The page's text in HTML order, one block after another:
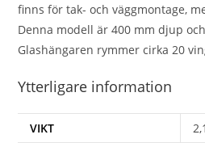
finns för tak- och väggmontage,
Denna modell är 400 mm djup
Glashängaren rymmer cirka 20
Ytterligare information
VIKT